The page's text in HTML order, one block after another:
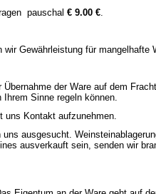
pauschal € 9.00 €.
Gewährleistung für
der Ware auf dem
Sinne regeln können.
uns Kontakt aufzunehmen.
ausgesucht.
ausverkauft sein, senden wir